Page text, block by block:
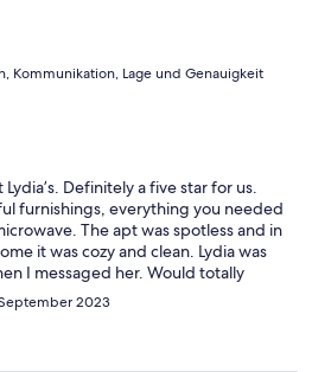
Kommunikation, Lage und Genauigkeit
Definitely a five star for us.
furnishings, everything you needed
The apt was spotless and in
it was cozy and clean. Lydia was
I messaged her. Would totally
star rating all around.
2023